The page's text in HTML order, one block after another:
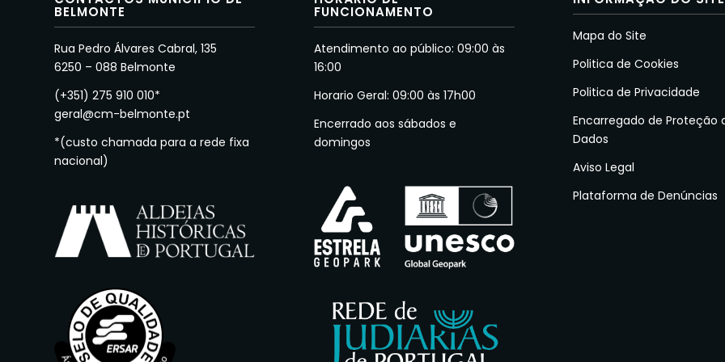
BELMONTE
Rua Pedro Álvares Cabral, 135
6250 – 088 Belmonte
(+351) 275 910 010*
geral@cm-belmonte.pt
*(custo chamada para a rede fixa
nacional)
FUNCIONAMENTO
Atendimento ao público: 09:00 às
16:00
Horario Geral: 09:00 às 17h00
Encerrado aos sábados e
domingos
Mapa do Site
Politica de Cookies
Politica de Privacidade
Encarregado de Proteção
Dados
Aviso Legal
Plataforma de Denúncias